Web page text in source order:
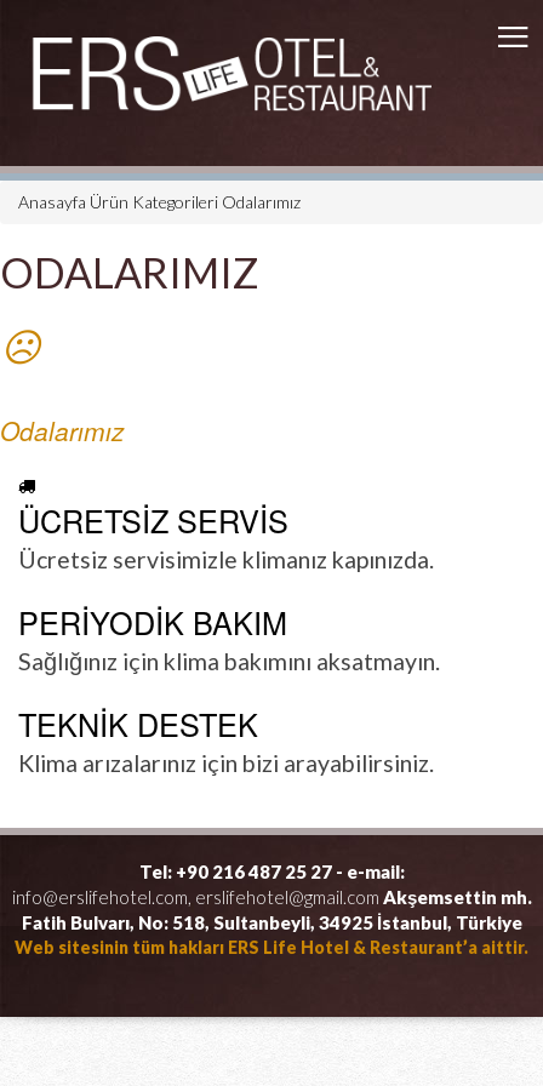
Anasayfa Ürün Kategorileri Odalarımız
ODALARIMIZ
☹
Odalarımız
ÜCRETSİZ SERVİS
Ücretsiz servisimizle klimanız kapınızda.
PERİYODİK BAKIM
Sağlığınız için klima bakımını aksatmayın.
TEKNİK DESTEK
Klima arızalarınız için bizi arayabilirsiniz.
Tel: +90 216 487 25 27 - e-mail:
info@erslifehotel.com, erslifehotel@gmail.com Akşemsettin mh.
Fatih Bulvarı, No: 518, Sultanbeyli, 34925 İstanbul, Türkiye
Web sitesinin tüm hakları ERS Life Hotel & Restaurant’a aittir.